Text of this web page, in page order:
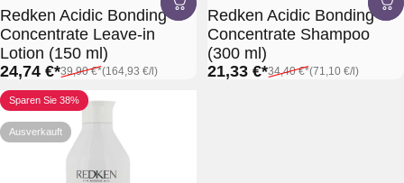
Redken Acidic Bonding
Concentrate Leave-in
Lotion (150 ml)
Verkaufspreis*
24,74 €*
Normaler Preis*
39,90 €*
Grundpreis (164,93 €/
pro l)
Redken Acidic Bonding
Concentrate Shampoo
(300 ml)
Verkaufspreis*
21,33 €*
Normaler Preis*
34,40 €*
Grundpreis (71,10 €/
pro l)
Sparen Sie 38%
Ausverkauft